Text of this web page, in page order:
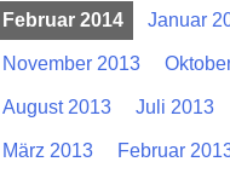
Februar 2014 Januar
November 2013
August 2013 Juli 2013
März 2013 Februar